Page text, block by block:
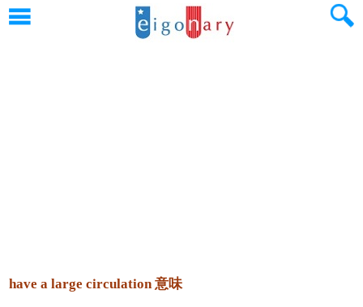
have a large circulation 意味